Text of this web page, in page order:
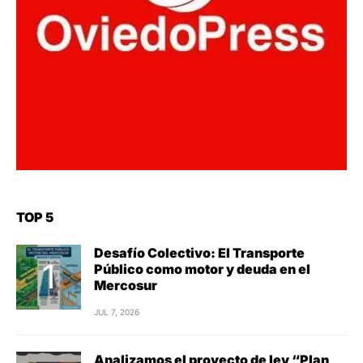
TOP 5
Desafío Colectivo: El Transporte
Público como motor y deuda en el
Mercosur
JUL 7, 2026
Analizamos el proyecto de ley “Plan